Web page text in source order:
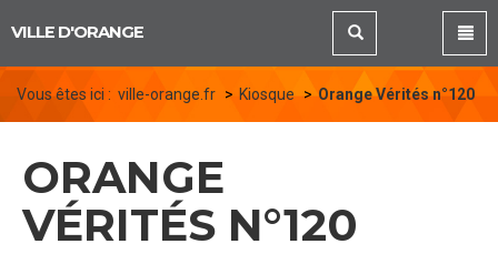
VILLE D'ORANGE
Vous êtes ici : ville-orange.fr Kiosque Orange Vérités n°120
ORANGE
VÉRITÉS N°120